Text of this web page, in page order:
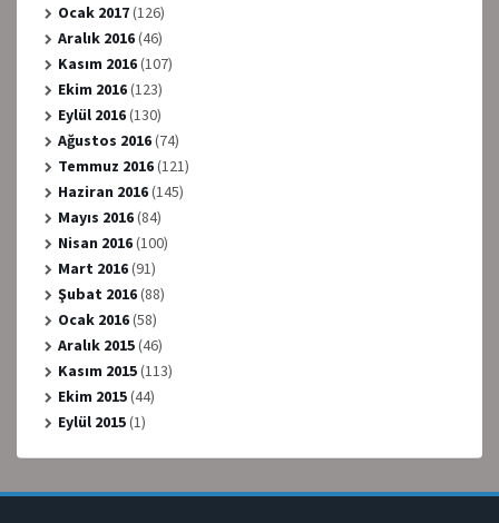
Ocak 2017(126)
Aralık 2016(46)
Kasım 2016(107)
Ekim 2016(123)
Eylül 2016(130)
Ağustos 2016(74)
Temmuz 2016(121)
Haziran 2016(145)
Mayıs 2016(84)
Nisan 2016(100)
Mart 2016(91)
Şubat 2016(88)
Ocak 2016(58)
Aralık 2015(46)
Kasım 2015(113)
Ekim 2015(44)
Eylül 2015(1)